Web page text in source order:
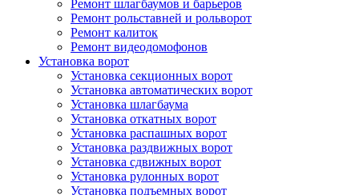
Ремонт шлагбаумов и барьеров
Ремонт рольставней и рольворот
Ремонт калиток
Ремонт видеодомофонов
Установка ворот
Установка секционных ворот
Установка автоматических ворот
Установка шлагбаума
Установка откатных ворот
Установка распашных ворот
Установка раздвижных ворот
Установка сдвижных ворот
Установка рулонных ворот
Установка подъемных ворот